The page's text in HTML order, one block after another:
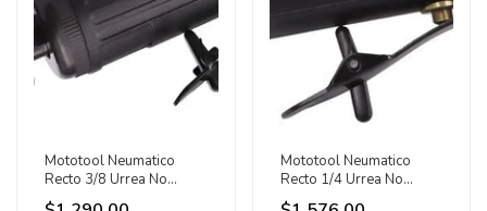
Mototool Neumatico
Recto 3/8 Urrea No
Aplica
Mototool Neumatico
Recto 1/4 Urrea No
Aplica